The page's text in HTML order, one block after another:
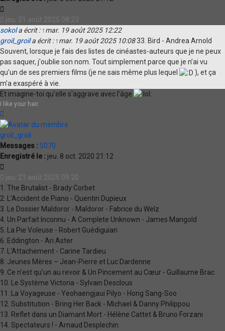
jeu. 21 août 2025 08:23
sokola écrit : ↑mar. 19 août 2025 12:22
groil_groila écrit : ↑mar. 19 août 2025 10:0833. Bird - Andrea Arnold
Souvent, lorsque je fais des listes de cinéastes-auteurs que je ne peux
pas saquer, j'oublie son nom. Tout simplement parce que je n’ai vu
qu’un de ses premiers films (je ne sais même plus lequel
), et ça
m’a exaspéré à vie.
Et imagine-toi qu'elle s'aggrave avec l'âge
I like your hair.
groil_groil
Messages : 5070
Enregistré le : jeu. 8 oct. 2020 21:12
jeu. 21 août 2025 09:20
1. The Brutalist - Brady Corbet
2. L’Accident de Piano - Quentin Dupieux
3. Le Dossier Maldoror - Maldoror - Fabrice du Welz
4. Un Parfait Inconnu - A Complete Unknown - James Mangold
5. La Pie Voleuse - Robert Guédiguian
6. Eddington - Ari Aster
7. L'Attachement - Carine Tardieu
8. Jeunes Mères – Jean-Pierre et Luc Dardenne
9. Ce n’est qu’un au revoir & Un Pincement au Cœur - Guillaume Brac
10. Le Système Victoria - Sylvain Desclous
11. La Voyageuse - Yeohaengjaui Pilyo - Hong Sang-Soo
12. Substitution - Bring Her Back - Michael & Danny Philippou
13. Reflet dans un Diamant Mort - Hélène Cattet & Bruno Forzani
14. Spectateurs ! - Arnaud Desplechin